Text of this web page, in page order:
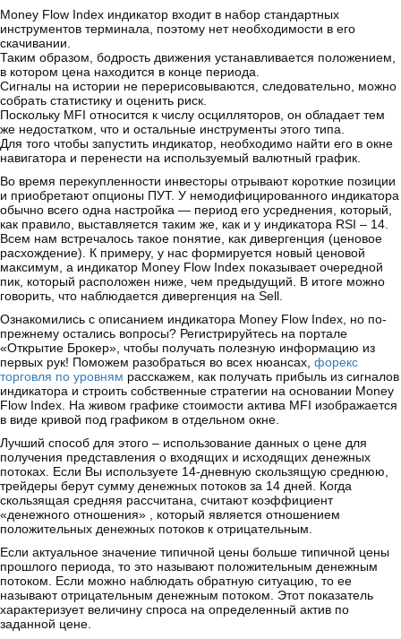
Money Flow Index индикатор входит в набор стандартных
инструментов терминала, поэтому нет необходимости в его
скачивании.
Таким образом, бодрость движения устанавливается положением,
в котором цена находится в конце периода.
Сигналы на истории не перерисовываются, следовательно, можно
собрать статистику и оценить риск.
Поскольку MFI относится к числу осцилляторов, он обладает тем
же недостатком, что и остальные инструменты этого типа.
Для того чтобы запустить индикатор, необходимо найти его в окне
навигатора и перенести на используемый валютный график.
Во время перекупленности инвесторы отрывают короткие позиции
и приобретают опционы ПУТ. У немодифицированного индикатора
обычно всего одна настройка — период его усреднения, который,
как правило, выставляется таким же, как и у индикатора RSI – 14.
Всем нам встречалось такое понятие, как дивергенция (ценовое
расхождение). К примеру, у нас формируется новый ценовой
максимум, а индикатор Money Flow Index показывает очередной
пик, который расположен ниже, чем предыдущий. В итоге можно
говорить, что наблюдается дивергенция на Sell.
Ознакомились с описанием индикатора Money Flow Index, но по-
прежнему остались вопросы? Регистрируйтесь на портале
«Открытие Брокер», чтобы получать полезную информацию из
первых рук! Поможем разобраться во всех нюансах, форекс
торговля по уровням расскажем, как получать прибыль из сигналов
индикатора и строить собственные стратегии на основании Money
Flow Index. На живом графике стоимости актива MFI изображается
в виде кривой под графиком в отдельном окне.
Лучший способ для этого – использование данных о цене для
получения представления о входящих и исходящих денежных
потоках. Если Вы используете 14-дневную скользящую среднюю,
трейдеры берут сумму денежных потоков за 14 дней. Когда
скользящая средняя рассчитана, считают коэффициент
«денежного отношения» , который является отношением
положительных денежных потоков к отрицательным.
Если актуальное значение типичной цены больше типичной цены
прошлого периода, то это называют положительным денежным
потоком. Если можно наблюдать обратную ситуацию, то ее
называют отрицательным денежным потоком. Этот показатель
характеризует величину спроса на определенный актив по
заданной цене.